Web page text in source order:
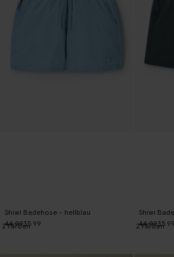
Shiwi Badehose - hellblau
44.9935.99
2Farben
Shiwi
44.9935.99
2Farben